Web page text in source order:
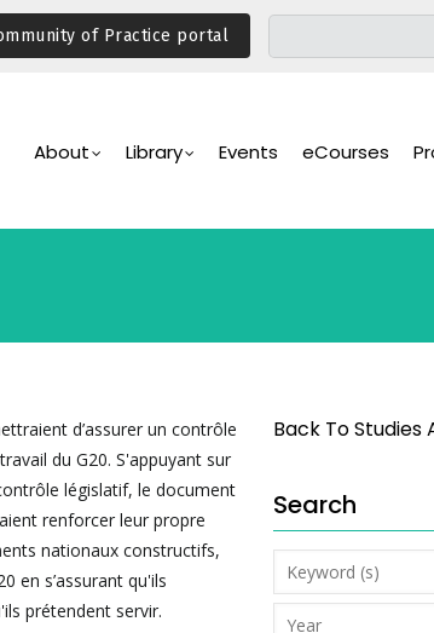
of Practice portal
Navigation
About Library Events eCourses
d’assurer un contrôle
du G20. S'appuyant sur
législatif, le document
renforcer leur propre
nationaux constructifs,
en s’assurant qu'ils
prétendent servir.
Back To Studies
Search
Keyword
(s)
Year